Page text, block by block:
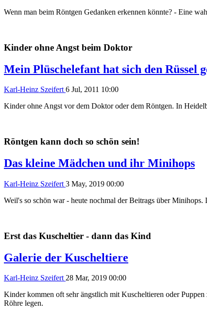
Wenn man beim Röntgen Gedanken erkennen könnte? - Eine
Kinder ohne Angst beim Doktor
Mein Plüschelefant hat sich den Rüssel
Karl-Heinz Szeifert6 Jul, 2011 10:00
Kinder ohne Angst vor dem Doktor oder dem Röntgen. In
Röntgen kann doch so schön sein!
Das kleine Mädchen und ihr Minihops
Karl-Heinz Szeifert 3 May, 2019 00:00
Weil's so schön war - heute nochmal der Beitrags über
Erst das Kuscheltier - dann das Kind
Galerie der Kuscheltiere
Karl-Heinz Szeifert28 Mar, 2019 00:00
Kinder kommen oft sehr ängstlich mit Kuscheltieren oder
Röhre legen.